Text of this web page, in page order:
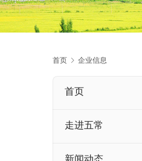
首页 企业信息
首页
走进五常
新闻动态